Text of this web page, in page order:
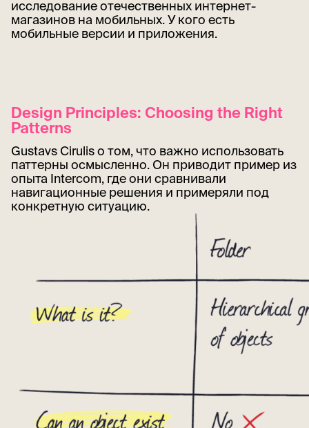
исследование отечественных интернет-
магазинов на мобильных. У кого есть
мобильные версии и приложения.
Design Principles: Choosing the Right
Patterns
Gustavs Cirulis о том, что важно использовать
паттерны осмысленно. Он приводит пример из
опыта Intercom, где они сравнивали
навигационные решения и примеряли под
конкретную ситуацию.